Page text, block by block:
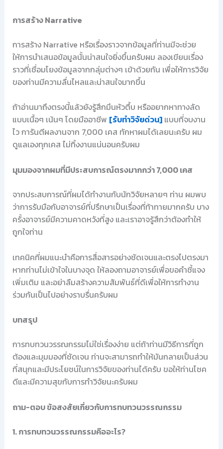
การสร้าง Narrative
การสร้าง Narrative หรือเรื่องราวจากข้อมูลที่ท่านมีจะช่วย
ให้การนำเสนอข้อมูลนั้นน่าสนใจยิ่งขึ้นครับผม ลองเขียนเรื่อง
ราวที่เชื่อมโยงข้อมูลจากกลุ่มต่างๆ เข้าด้วยกัน เพื่อให้การวิจัย
ของท่านมีความลื่นไหลและน่าสนใจมากขึ้น
ถ้าอ่านมาถึงตรงนี้แล้วยังรู้สึกมึนหัวตึ้บ หรืออยากหาทางลัด
แบบเนื้อๆ เน้นๆ โดยมืออาชีพ [รับทำวิจัยด่วน]แบบที่จบงาน
ไว การันตีผลงานจาก 7,000 เคส ทักหาผมได้เลยนะครับ ผม
ดูแลเองทุกเคส ไม่ทิ้งงานแน่นอนครับผม
มุมมองจากผมที่มีประสบการณ์ตรงมากกว่า 7,000 เคส
จากประสบการณ์ที่ผมได้ทำงานกับนักวิจัยหลายๆ ท่าน ผมพบ
ว่าการรับมือกับอาจารย์ที่ปรึกษาเป็นเรื่องที่ท้าทายมากครับ บาง
ครั้งอาจารย์มีความคาดหวังที่สูง และเราอาจรู้สึกว่าต้องทำให้
ถูกใจท่าน
เทคนิคที่ผมแนะนำคือการสื่อสารอย่างชัดเจนและตรงไปตรงมา
หากท่านไม่เข้าใจในบางจุด ให้ลองถามอาจารย์เพื่อขอคำชี้แจง
เพิ่มเติม และอย่าลืมสร้างความสัมพันธ์ที่ดีเพื่อให้การทำงาน
ร่วมกันเป็นไปอย่างราบรื่นครับผม
บทสรุป
การทบทวนวรรณกรรมไม่ใช่เรื่องง่าย แต่ถ้าท่านมีวิธีการที่ถูก
ต้องและมุมมองที่ชัดเจน ท่านจะสามารถทำให้มันกลายเป็นส่วน
ที่สนุกและมีประโยชน์ในการวิจัยของท่านได้ครับ ขอให้ท่านโชค
ดีและมีความสุขกับการทำวิจัยนะครับผม
ถาม-ตอบ ข้อสงสัยเกี่ยวกับการทบทวนวรรณกรรม
1. การทบทวนวรรณกรรมคืออะไร?